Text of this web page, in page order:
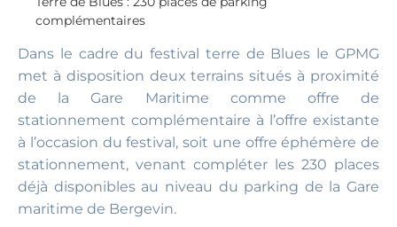
complémentaires
Dans le cadre du festival terre de Blues le GPMG
met à disposition deux terrains situés à proximité
de la Gare Maritime comme offre de
stationnement complémentaire à l’offre existante
à l’occasion du festival, soit une offre éphémère de
stationnement, venant compléter les 230 places
déjà disponibles au niveau du parking de la Gare
maritime de Bergevin.